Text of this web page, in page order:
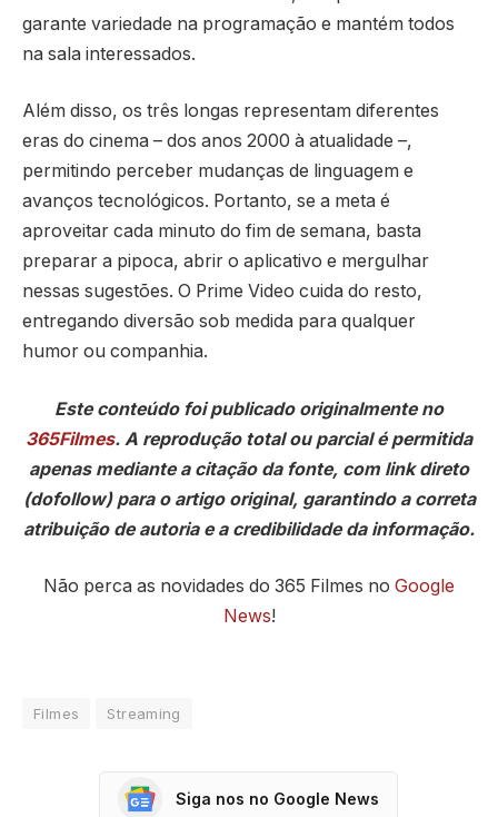
garante variedade na programação e mantém todos
na sala interessados.
Além disso, os três longas representam diferentes
eras do cinema – dos anos 2000 à atualidade –,
permitindo perceber mudanças de linguagem e
avanços tecnológicos. Portanto, se a meta é
aproveitar cada minuto do fim de semana, basta
preparar a pipoca, abrir o aplicativo e mergulhar
nessas sugestões. O Prime Video cuida do resto,
entregando diversão sob medida para qualquer
humor ou companhia.
Este conteúdo foi publicado originalmente no
365Filmes. A reprodução total ou parcial é permitida
apenas mediante a citação da fonte, com link direto
(dofollow) para o artigo original, garantindo a correta
atribuição de autoria e a credibilidade da informação.
Não perca as novidades do 365 Filmes no Google
News!
Filmes Streaming
Siga nos no Google News